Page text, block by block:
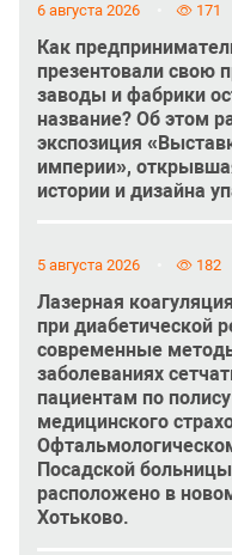
6 августа 2026 171
Как
презентовали свою
заводы и фабрики
название? Об этом
экспозиция
империи»,
истории и дизайна
5 августа 2026 182
Лазерная
при диабетической
современные
заболеваниях
пациентам по
медицинского
Посадской
расположено в
Хотьково.